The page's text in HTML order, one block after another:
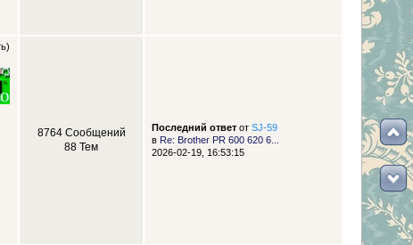
8764 Сообщений
88 Тем
Последний ответот SJ-59
в Re: Brother PR 600 620 6...
2026-02-19, 16:53:15